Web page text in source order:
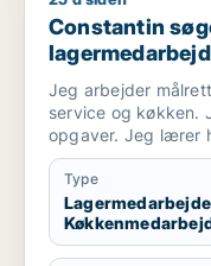
Constantin
Jeg arbejder
service og køkken.
opgaver. Jeg lærer
mit truckcertifikat i
pluk, pak,
samarbejder godt
til et roligt
kommunikerer
Type